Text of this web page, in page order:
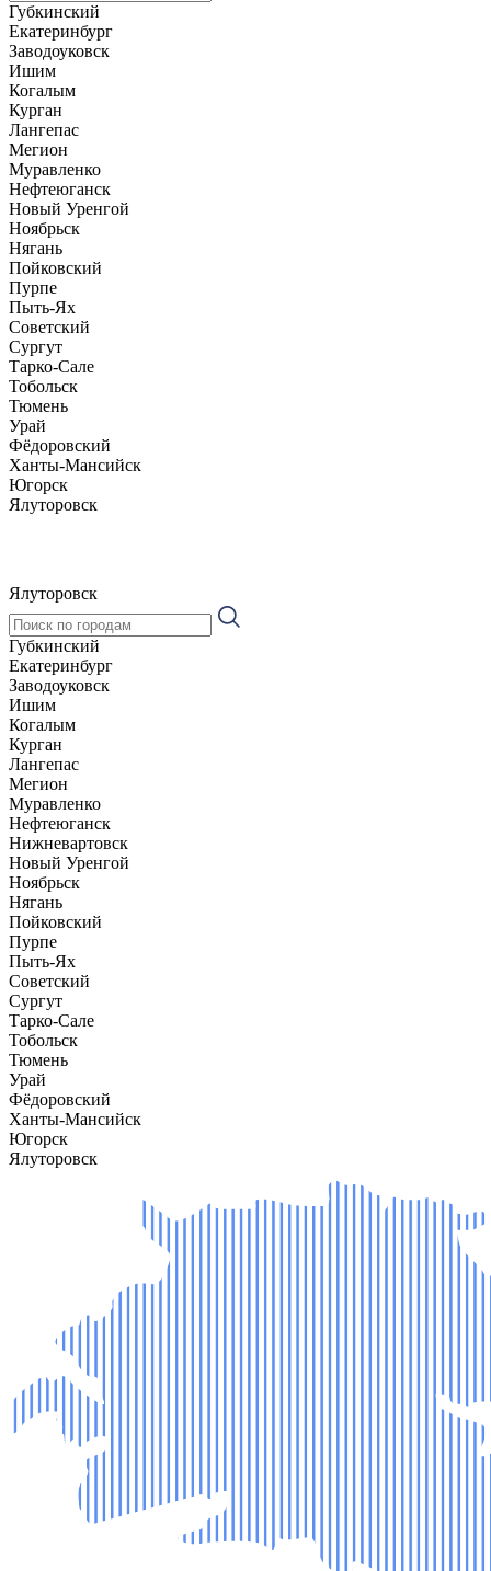
Губкинский
Екатеринбург
Заводоуковск
Ишим
Когалым
Курган
Лангепас
Мегион
Муравленко
Нефтеюганск
Новый Уренгой
Ноябрьск
Нягань
Пойковский
Пурпе
Пыть-Ях
Советский
Сургут
Тарко-Сале
Тобольск
Тюмень
Урай
Фёдоровский
Ханты-Мансийск
Югорск
Ялуторовск
Ялуторовск
Губкинский
Екатеринбург
Заводоуковск
Ишим
Когалым
Курган
Лангепас
Мегион
Муравленко
Нефтеюганск
Нижневартовск
Новый Уренгой
Ноябрьск
Нягань
Пойковский
Пурпе
Пыть-Ях
Советский
Сургут
Тарко-Сале
Тобольск
Тюмень
Урай
Фёдоровский
Ханты-Мансийск
Югорск
Ялуторовск